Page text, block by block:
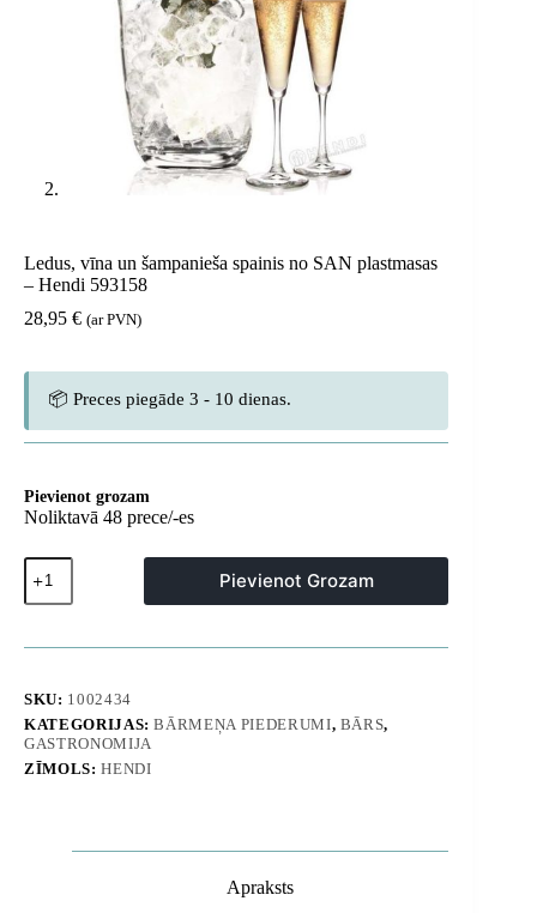
Ledus, vīna un šampanieša spainis no SAN plastmasas
– Hendi 593158
28,95 € (ar PVN)
📦 Preces piegāde 3 - 10 dienas.
Pievienot grozam
Noliktavā 48 prece/-es
Ledus,
vīna
un
spainis
plastmasas
-
Hendi
593158
Pievienot Grozam
SKU: 1002434
KATEGORIJAS:BĀRMEŅA PIEDERUMI, BĀRS,
GASTRONOMIJA
ZĪMOLS:HENDI
Apraksts